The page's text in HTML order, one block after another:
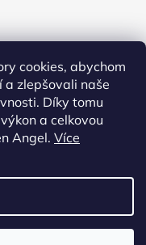
cookies, abychom
zlepšovali naše
Díky tomu
a celkovou
Angel. Více